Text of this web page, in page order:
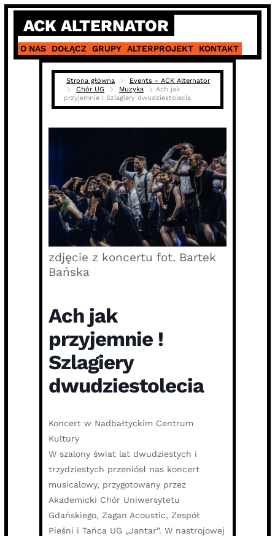
Skip
content
ACK ALTERNATOR
O NAS DOŁĄCZ GRUPY ALTERPROJEKT KONTAKT
Strona główna
Events - ACK Alternator
Chór UG
Muzyka
Ach jak
przyjemnie ! Szlagiery dwudziestolecia
zdjęcie z koncertu fot. Bartek
Bańska
Ach jak
przyjemnie !
Szlagiery
dwudziestolecia
Koncert w Nadbałtyckim Centrum
Kultury
W szalony świat lat dwudziestych i
trzydziestych przeniósł nas koncert
musicalowy, przygotowany przez
Akademicki Chór Uniwersytetu
Gdańskiego, Zagan Acoustic, Zespół
Pieśni i Tańca UG „Jantar”. W nastrojowej